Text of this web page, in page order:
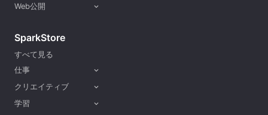
Web公開 expand_more
SparkStore
すべて見る
仕事
expand_more
クリエイティブ expand_more
学習 expand_more